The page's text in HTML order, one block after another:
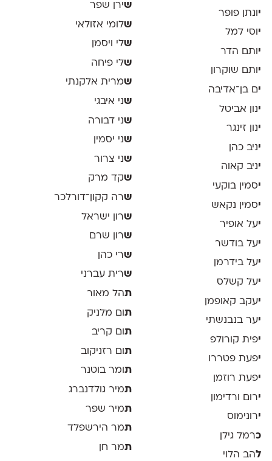
י ונתן פופר
יוסי למל
י ותם הדר
יותם שוקרון
ים בן־אדיבה
ינון אביטל
ינון זינגר
יניב כהן
יניב קאוה
יסמין בוקעי
יסמין נקאש
יעל אופיר
יעל בודשר
יעל בידרמן
יעל קשלס
יעקב קאופמן
יער בנבנשתי
יפית קורולפ
יפעת פטררו
יפעת רוזמן
ירום ורדימון
ירונימוס
כרמל גילן
להב הלוי
שירן שפר
שלומי אזולאי
שלי ויסמן
שלי פיחה
שמרית אלקנתי
שני איבגי
שני דבורה
שני יסמין
שני צרור
שקד מרק
שרה קקון־דורלכר
שרון ישראל
שרון שרם
שרי כהן
שרית עברני
תהל מאור
תום מלניק
ת ום קריב
ת ום רזניקוב
תומר בוטנר
תמיר גולדנברג
תמיר שפר
תמר הירשפלד
תמר חן